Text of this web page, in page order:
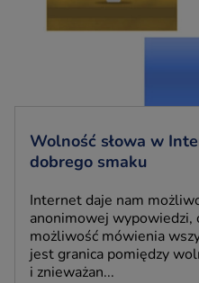
Wolność słowa w
dobrego smaku
Internet daje nam
anonimowej
możliwość mówienia
jest granica pomiędzy
i znieważan...